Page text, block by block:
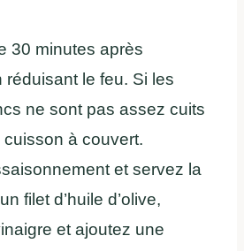
30 minutes après
réduisant le feu. Si les
ne sont pas assez cuits
à couvert.
et servez la
filet d’huile d’olive,
et ajoutez une